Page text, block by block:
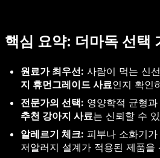
핵심 요약: 더마독 선택
원료가 최우선: 사람이 먹는 신
지 휴먼그레이드 사료인지 확인
전문가의 선택: 영양학적 균형
추천 강아지 사료는 신뢰할 수
알레르기 체크: 피부나 소화기
저알러지 설계가 적용된 제품을